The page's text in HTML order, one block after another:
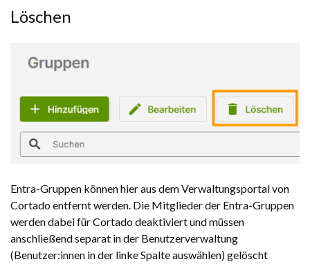
Löschen
Entra-Gruppen können hier aus dem Verwaltungsportal von
Cortado entfernt werden. Die Mitglieder der Entra-Gruppen
werden dabei für Cortado deaktiviert und müssen
anschließend separat in der Benutzerverwaltung
(Benutzer:innen in der linke Spalte auswählen) gelöscht